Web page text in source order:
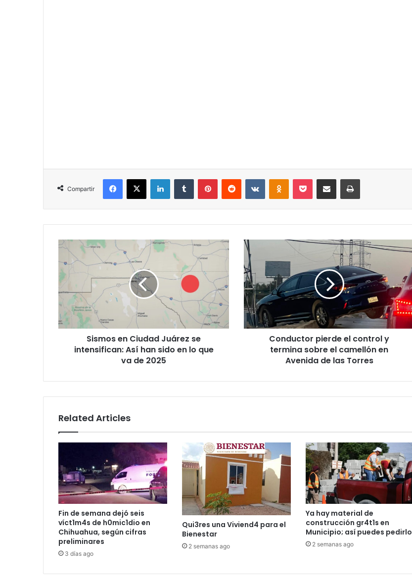
Compartir
Facebook
X LinkedInTumblr PinterestReddit VKontakteOdnoklassniki
Pocket Share via Email Print
Sismos
Ciudad
Juárez
se
intensifican:
Así
han
sido
Sismos en Ciudad Juárez se
intensifican: Así han sido en lo que
va de 2025
Conductor
pierde
el
control
y
termina
sobre
camellón
Conductor pierde el control y
termina sobre el camellón en
Avenida de las Torres
Related Articles
Fin de semana dejó seis
víct1m4s de h0mic1dio en
Chihuahua, según cifras
preliminares
3 días ago
Qui3res una Viviend4 para el
Bienestar
2 semanas ago
Ya hay material de
construcción gr4t1s en
Municipio; así puedes pedirlo
2 semanas ago